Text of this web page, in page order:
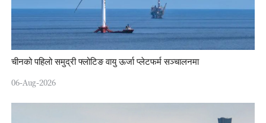
चीनको पहिलो समुद्री फ्लोटिङ वायु ऊर्जा प्लेटफर्म सञ्चालनमा
06-Aug-2026